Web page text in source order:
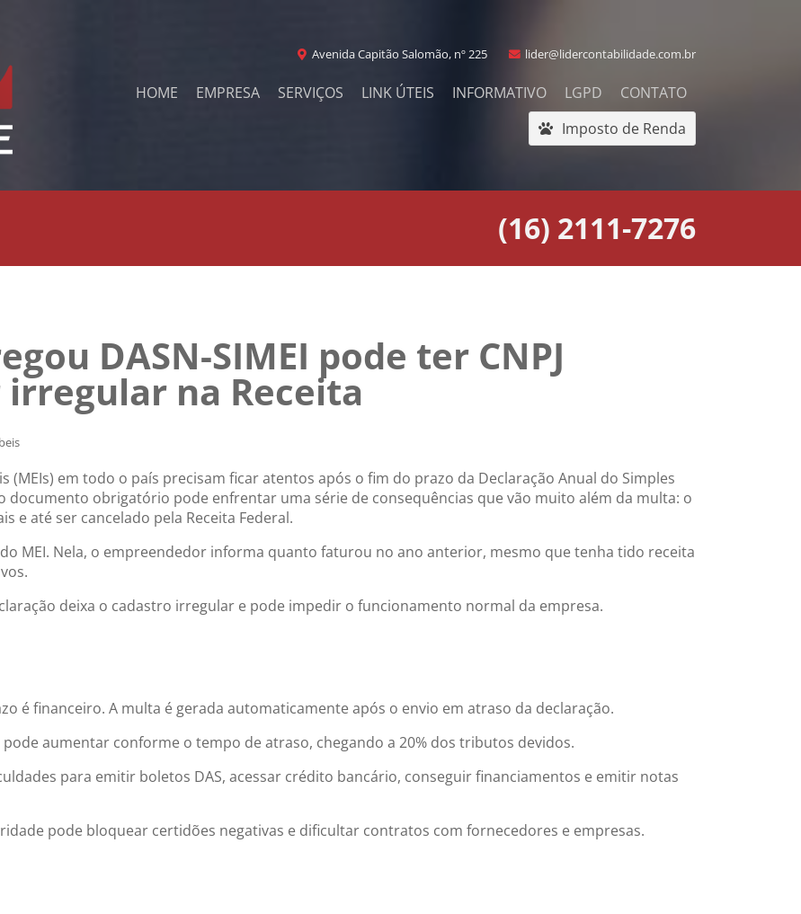
Avenida Capitão Salomão, nº 225 lider@lidercontabilidade.com.br
HOME EMPRESA SERVIÇOS LINK ÚTEIS INFORMATIVO LGPD
CONTATO
Imposto de Renda
(16) 2111-7276
DASN-SIMEI pode ter CNPJ
na Receita
em todo o país precisam ficar atentos após o fim do prazo da Declaração Anual do Simples
documento obrigatório pode enfrentar uma série de consequências que vão muito além da multa: o
e até ser cancelado pela Receita Federal.
do MEI. Nela, o empreendedor informa quanto faturou no ano anterior, mesmo que tenha tido receita
deixa o cadastro irregular e pode impedir o funcionamento normal da empresa.
é financeiro. A multa é gerada automaticamente após o envio em atraso da declaração.
aumentar conforme o tempo de atraso, chegando a 20% dos tributos devidos.
para emitir boletos DAS, acessar crédito bancário, conseguir financiamentos e emitir notas
pode bloquear certidões negativas e dificultar contratos com fornecedores e empresas.